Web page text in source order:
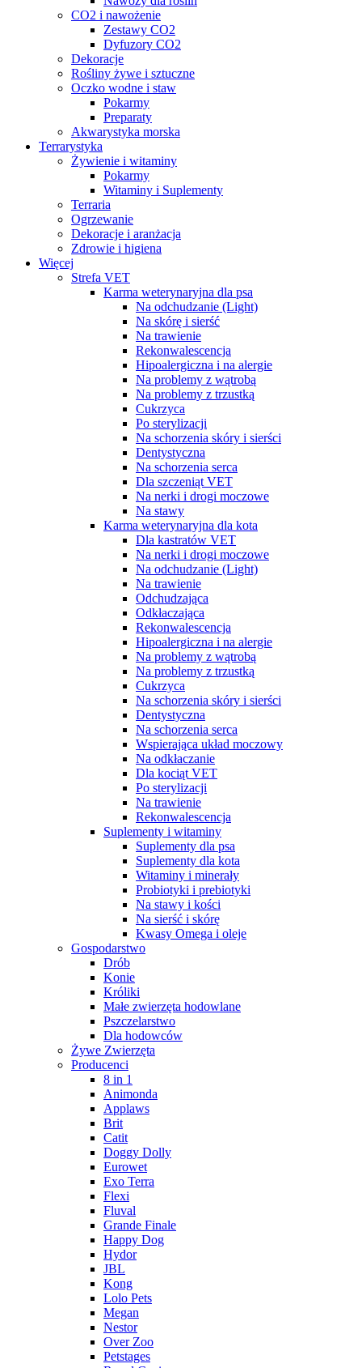
CO2 i nawożenie
Zestawy CO2
Dyfuzory CO2
Dekoracje
Rośliny żywe i sztuczne
Oczko wodne i staw
Pokarmy
Preparaty
Akwarystyka morska
Terrarystyka
Żywienie i witaminy
Pokarmy
Witaminy i Suplementy
Terraria
Ogrzewanie
Dekoracje i aranżacja
Zdrowie i higiena
Więcej
Strefa VET
Karma weterynaryjna dla psa
Na odchudzanie (Light)
Na skórę i sierść
Na trawienie
Rekonwalescencja
Hipoalergiczna i na alergie
Na problemy z wątrobą
Na problemy z trzustką
Cukrzyca
Po sterylizacji
Na schorzenia skóry i sierści
Dentystyczna
Na schorzenia serca
Dla szczeniąt VET
Na nerki i drogi moczowe
Na stawy
Karma weterynaryjna dla kota
Dla kastratów VET
Na nerki i drogi moczowe
Na odchudzanie (Light)
Na trawienie
Odchudzająca
Odkłaczająca
Rekonwalescencja
Hipoalergiczna i na alergie
Na problemy z wątrobą
Na problemy z trzustką
Cukrzyca
Na schorzenia skóry i sierści
Dentystyczna
Na schorzenia serca
Wspierająca układ moczowy
Na odkłaczanie
Dla kociąt VET
Po sterylizacji
Na trawienie
Rekonwalescencja
Suplementy i witaminy
Suplementy dla psa
Suplementy dla kota
Witaminy i minerały
Probiotyki i prebiotyki
Na stawy i kości
Na sierść i skórę
Kwasy Omega i oleje
Gospodarstwo
Drób
Konie
Króliki
Małe zwierzęta hodowlane
Pszczelarstwo
Dla hodowców
Żywe Zwierzęta
Producenci
8 in 1
Animonda
Applaws
Brit
Catit
Doggy Dolly
Eurowet
Exo Terra
Flexi
Fluval
Grande Finale
Happy Dog
Hydor
JBL
Kong
Lolo Pets
Megan
Nestor
Over Zoo
Petstages